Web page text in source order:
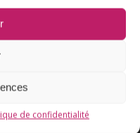
de confidentialité